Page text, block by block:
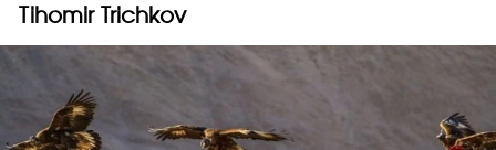
Tihomir Trichkov